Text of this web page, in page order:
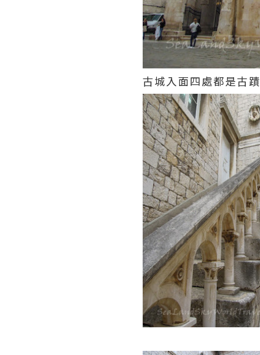
古城入面四處都是古蹟